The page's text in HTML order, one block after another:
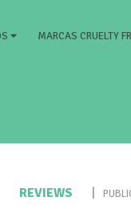
MARCAS CRUELTY
REVIEWS